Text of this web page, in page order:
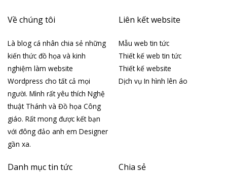
Về chúng tôi
Là blog cá nhân chia sẻ những
kiến thức đồ họa và kinh
nghiệm làm website
Wordpress cho tất cả mọi
người. Mình rất yêu thích Nghệ
thuật Thánh và Đồ họa Công
giáo. Rất mong được kết bạn
với đông đảo anh em Designer
gần xa.
Liên kết website
Mẫu web tin tức
Thiết kế web tin tức
Thiết kế website
Dịch vụ In hình lên áo
Danh mục tin tức Chia sẻ